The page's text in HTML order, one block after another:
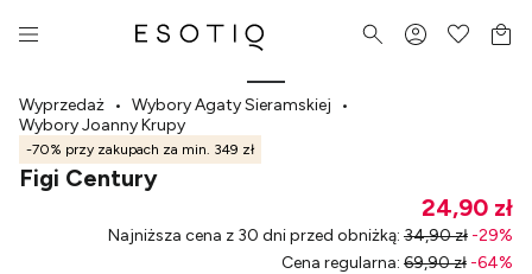
Wyprzedaż • Wybory Agaty Sieramskiej
•
Wybory Joanny Krupy
-70% przy zakupach za min. 349 zł
Figi Century
24,90 zł
Najniższa cena z 30 dni przed obniżką: 34,90 zł -29%
Cena regularna: 69,90 zł -64%